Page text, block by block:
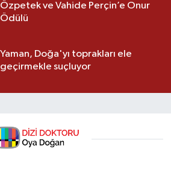
Özpetek ve Vahide Perçin’e Onur
Ödülü
Yaman, Doğa'yı toprakları ele
geçirmekle suçluyor